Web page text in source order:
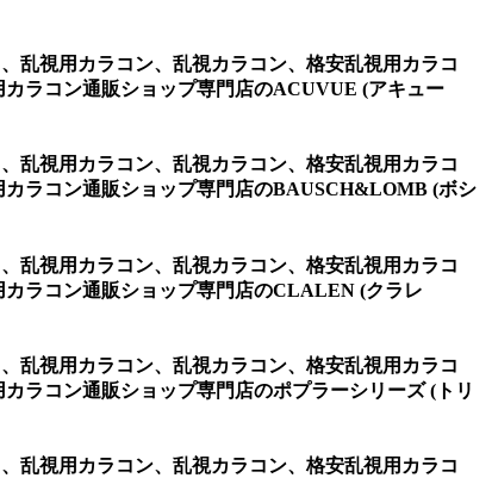
乱視用カラコン、乱視カラコン、格安乱視用カラコ
ラコン通販ショップ専門店のACUVUE (アキュー
乱視用カラコン、乱視カラコン、格安乱視用カラコ
ラコン通販ショップ専門店のBAUSCH&LOMB (ボシ
乱視用カラコン、乱視カラコン、格安乱視用カラコ
ラコン通販ショップ専門店のCLALEN (クラレ
乱視用カラコン、乱視カラコン、格安乱視用カラコ
ラコン通販ショップ専門店のポプラーシリーズ (トリ
乱視用カラコン、乱視カラコン、格安乱視用カラコ